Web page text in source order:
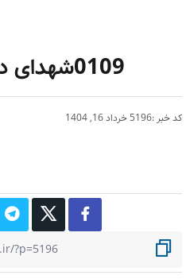
0109شهدای دوران معاصر
کد خبر :5196 خرداد 16, 1404